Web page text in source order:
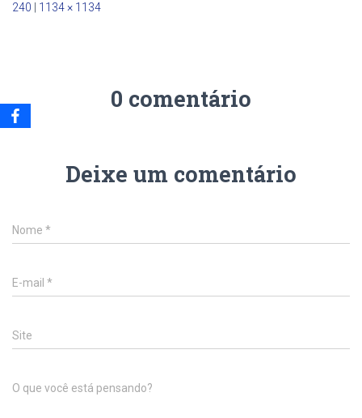
240
1134 × 1134
0 comentário
Deixe um comentário
Nome *
E-mail *
Site
O que você está pensando?